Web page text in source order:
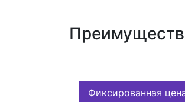
Фиксированная